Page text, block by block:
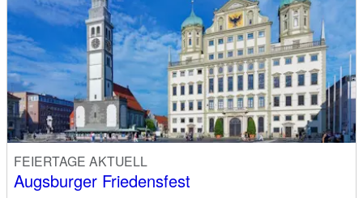
FEIERTAGE AKTUELL
Augsburger Friedensfest